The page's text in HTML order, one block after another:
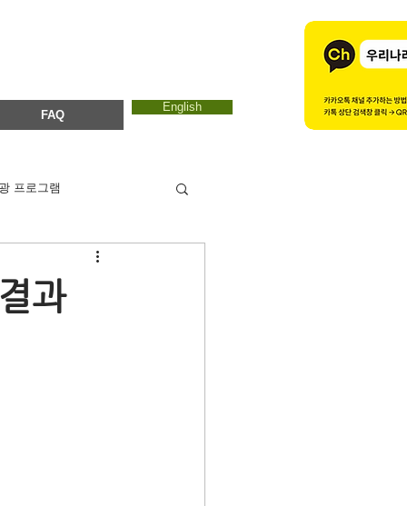
FAQ
English
프로그램
에코마마
과